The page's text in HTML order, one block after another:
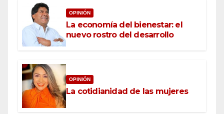
OPINIÓN
La economía del bienestar: el
nuevo rostro del desarrollo
OPINIÓN
La cotidianidad de las mujeres